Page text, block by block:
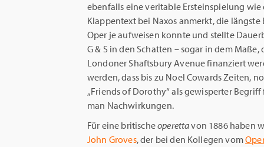
ebenfalls eine veritable Ersteinspielung
Klappentext bei Naxos anmerkt, die
Oper je aufweisen konnte und stellte
G & S in den Schatten – sogar in dem
Londoner Shaftsbury Avenue finanziert
werden, dass bis zu Noel Cowards Zeiten,
„Friends of Dorothy“ als gewisperter
man Nachwirkungen.
Für eine britischeoperettavon 1886 haben
John Groves, der bei den Kollegen vom